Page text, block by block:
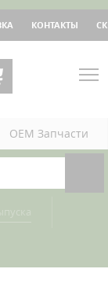
КОНТАКТЫ
OEM Запчасти